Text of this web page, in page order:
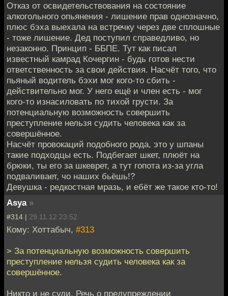
Отказ от освидетельствования на состояние
алкогольного опьянения - лишение прав однозначно,
плюс бэха выехала на встречку через две сплошные
- тоже лишение. Дед поступил справедливо, но
незаконно. Принцип - ББПЕ. Тут как писал
известный камрад Кочергин - будь готов нести
ответственность за свои действия. Насчёт того, что
пьяный водитель бэхи мог кого-то сбить -
действительно мог. У него ещё и член есть - мог
кого-то изнасиловать по тихой грусти. За
потенциальную возможность совершить
преступление нельзя судить человека как за
совершённое.
Насчёт провокаций подобного рода, это у шпаны
такие подходцы есть. Подбегает шкет, плюёт на
брюки, ты его за шкеврет, а тут гопота из-за угла
подваливает, чо наших бьёшь!?
Девушка - редкостная мразь, и ебёт же такое кто-то!
Asya »
#314 | 29.11.12 23:52
Кому: Хоттабыч, #313
> За потенциальную возможность совершить
преступление нельзя судить человека как за
совершённое.
Никто и не суди. Речь о предупреждении